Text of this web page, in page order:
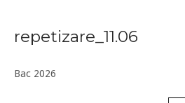
repetizare_11.06
Bac 2026